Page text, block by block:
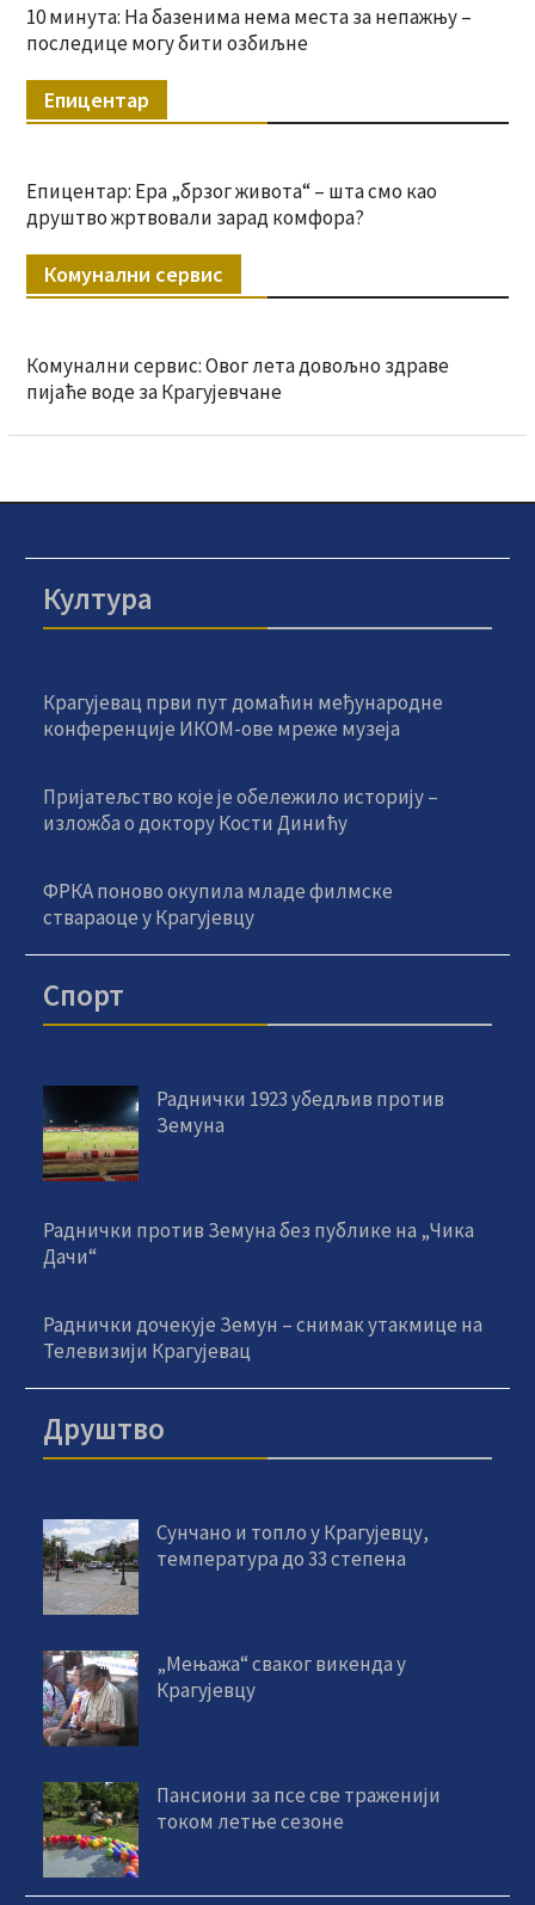
10 минута: На базенима нема места за непажњу –
последице могу бити озбиљне
Епицентар
Епицентар: Ера „брзог живота“ – шта смо као
друштво жртвовали зарад комфора?
Комунални сервис
Комунални сервис: Овог лета довољно здраве
пијаће воде за Крагујевчане
Култура
Крагујевац први пут домаћин међународне
конференције ИКОМ-ове мреже музеја
Пријатељство које је обележило историју –
изложба о доктору Кости Динићу
ФРКА поново окупила младе филмске
ствараоце у Крагујевцу
Спорт
Раднички 1923 убедљив против
Земуна
Раднички против Земуна без публике на „Чика
Дачи“
Раднички дочекује Земун – снимак утакмице на
Телевизији Крагујевац
Друштво
Сунчано и топло у Крагујевцу,
температура до 33 степена
„Мењажа“ сваког викенда у
Крагујевцу
Пансиони за псе све траженији
током летње сезоне